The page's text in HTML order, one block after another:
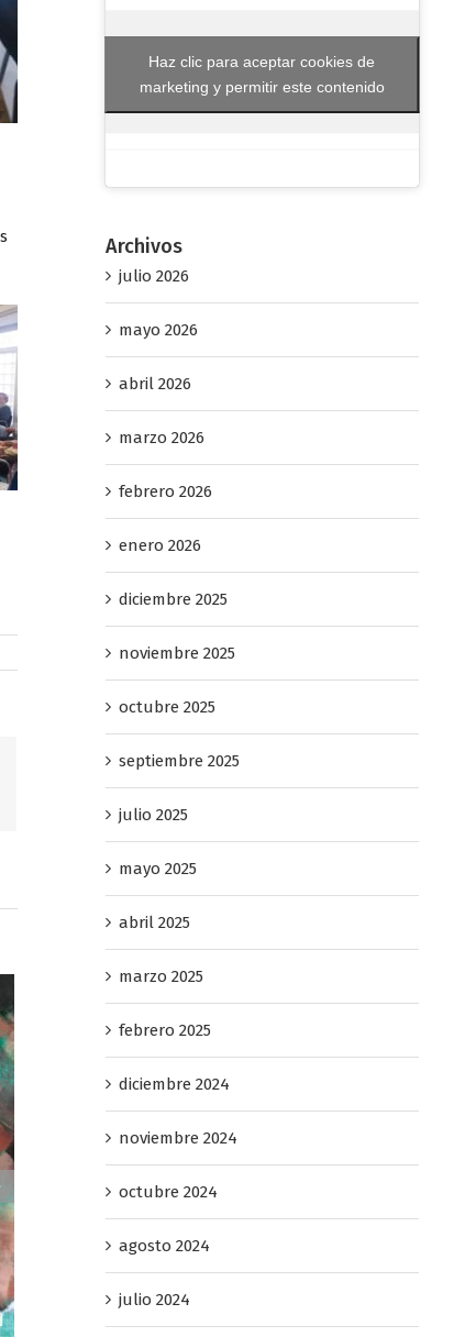
Haz clic para aceptar cookies de
marketing y permitir este contenido
Archivos
julio 2026
mayo 2026
abril 2026
marzo 2026
febrero 2026
enero 2026
diciembre 2025
noviembre 2025
octubre 2025
septiembre 2025
julio 2025
mayo 2025
abril 2025
marzo 2025
febrero 2025
diciembre 2024
noviembre 2024
octubre 2024
agosto 2024
julio 2024